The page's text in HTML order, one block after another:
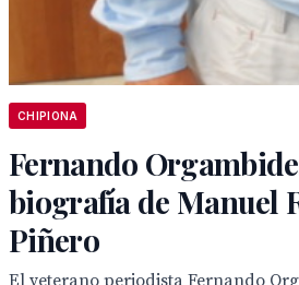
CHIPIONA
Fernando
biografía de Manuel
Piñero
El veterano periodista Fernando